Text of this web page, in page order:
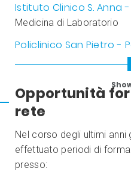
Istituto Clinico S. Anna
Medicina di Laboratorio
Policlinico San Pietro -
Opportunità
rete
Nel corso degli ultimi anni
effettuato periodi di
presso: